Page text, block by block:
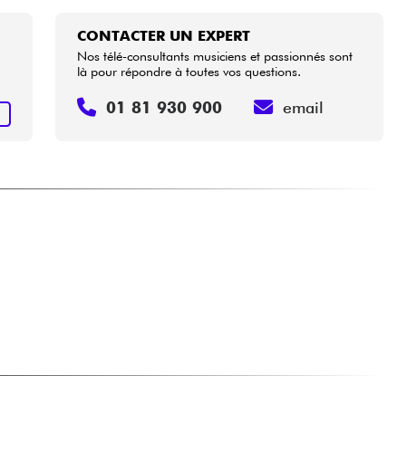
CONTACTER UN EXPERT
Nos télé-consultants musiciens et passionnés sont
là pour répondre à toutes vos questions.
01 81 930 900 email